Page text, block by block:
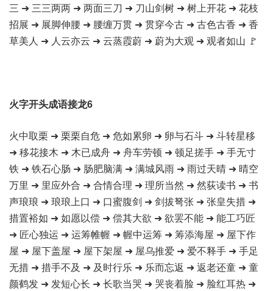
三 ➜ 三三两两 ➜ 两面三刀 ➜ 刀山剑树 ➜ 树上开花 ➜ 花枝
招展 ➜ 展脚伸腰 ➜ 腰缠万贯 ➜ 贯穿今古 ➜ 古色古香 ➜ 香
草美人 ➜ 人云亦云 ➜ 云蒸霞蔚 ➜ 蔚为大观 ➜ 观者如山 🚩
火字开头成语接龙6
火中取栗 ➜ 栗栗自危 ➜ 危如累卵 ➜ 卵与石斗 ➜ 斗转星移
➜ 移花接木 ➜ 木已成舟 ➜ 舟车劳顿 ➜ 顿足搓手 ➜ 手无寸
铁 ➜ 铁石心肠 ➜ 肠肥脑满 ➜ 满城风雨 ➜ 雨过天晴 ➜ 晴空
万里 ➜ 里应外合 ➜ 合情合理 ➜ 理所当然 ➜ 然荻读书 ➜ 书
声琅琅 ➜ 琅琅上口 ➜ 口蜜腹剑 ➜ 剑拔弩张 ➜ 张皇失措 ➜
措置裕如 ➜ 如愿以偿 ➜ 偿其大欲 ➜ 欲罢不能 ➜ 能工巧匠
➜ 匠心独运 ➜ 运筹帷幄 ➜ 幄中运筹 ➜ 筹添海屋 ➜ 屋下作
屋 ➜ 屋下盖屋 ➜ 屋下架屋 ➜ 屋乌推爱 ➜ 爱不释手 ➜ 手足
无措 ➜ 措手不及 ➜ 及时行乐 ➜ 乐而忘返 ➜ 返老还童 ➜ 童
颜鹤发 ➜ 发短心长 ➜ 长歌当哭 ➜ 哭丧着脸 ➜ 脸红耳热 ➜